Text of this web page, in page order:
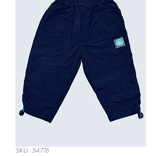
SKU : 54776